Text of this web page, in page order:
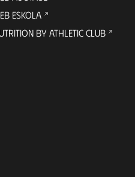
ESKOLA
BY ATHLETIC CLUB